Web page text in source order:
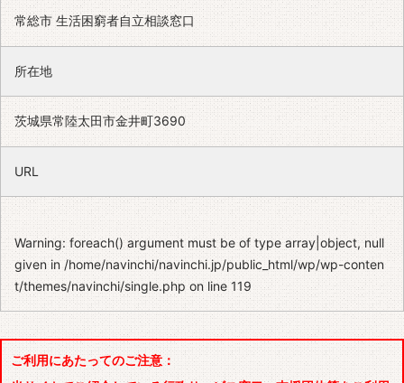
常総市 生活困窮者自立相談窓口
所在地
茨城県常陸太田市金井町3690
URL
Warning: foreach() argument must be of type array|object, null
given in/home/navinchi/navinchi.jp/public_html/wp/wp-conten
t/themes/navinchi/single.php on line119
ご利用にあたってのご注意：